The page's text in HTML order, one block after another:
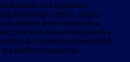
fájlokból való egyenkénti
körülményes (plusz, azzal a
patcheléssel lehet visszatenni a
mert nem lesznek meg hozzá a
de valamilyen módon előbb-
kerülni a magyarítás.